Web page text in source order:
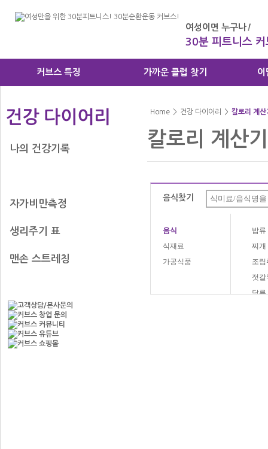
여성이면 누구나!
30분 피트니스 커
커브스 특징 가까운 클럽 찾기 이
건강 다이어리
나의 건강기록
자가비만측정
생리주기 표
맨손 스트레칭
Home > 건강 다이어리 > 칼로리 계산
칼로리 계산기
음식찾기
음식
식재료
가공식품
밥류
찌개
조림
젓갈
당류